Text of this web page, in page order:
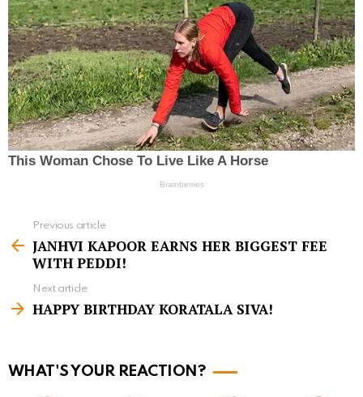
e
m
e
Previous article
JANHVI KAPOOR EARNS HER BIGGEST FEE
WITH PEDDI!
Next article
HAPPY BIRTHDAY KORATALA SIVA!
WHAT'S YOUR REACTION?